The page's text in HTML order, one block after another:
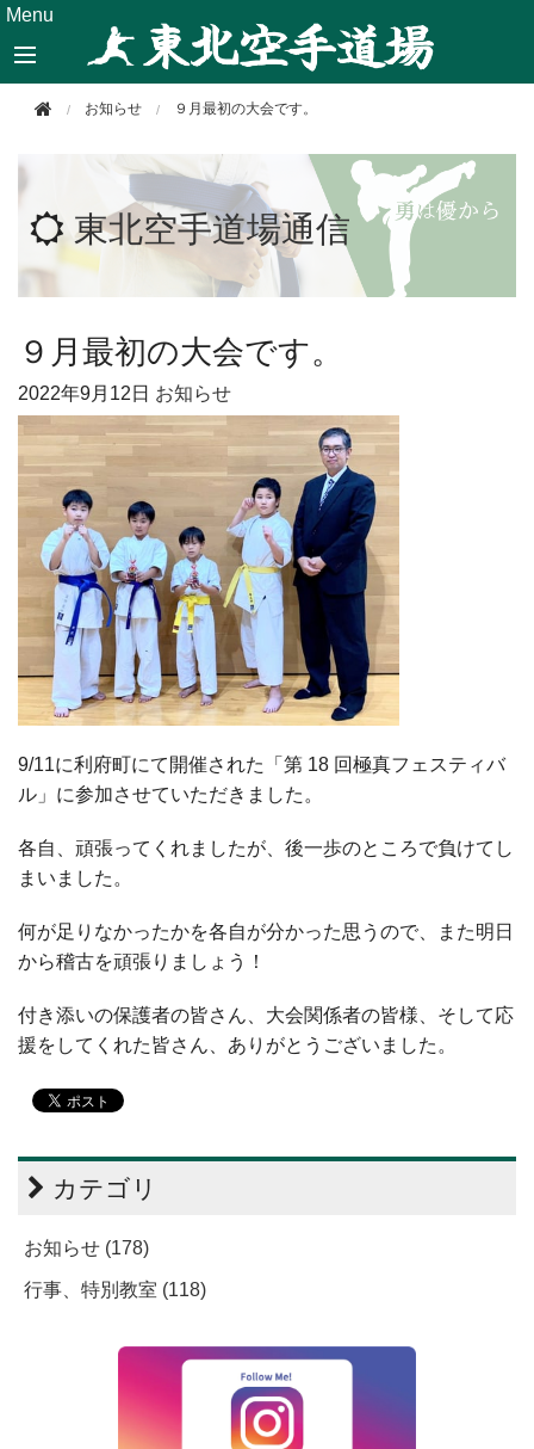
Menu
お知らせ ９月最初の大会です。
東北空手道場通信
９月最初の大会です。
2022年9月12日 お知らせ
9/11に利府町にて開催された「第 18 回極真フェスティバ
ル」に参加させていただきました。
各自、頑張ってくれましたが、後一歩のところで負けてし
まいました。
何が足りなかったかを各自が分かった思うので、また明日
から稽古を頑張りましょう！
付き添いの保護者の皆さん、大会関係者の皆様、そして応
援をしてくれた皆さん、ありがとうございました。
カテゴリ
お知らせ (178)
行事、特別教室 (118)